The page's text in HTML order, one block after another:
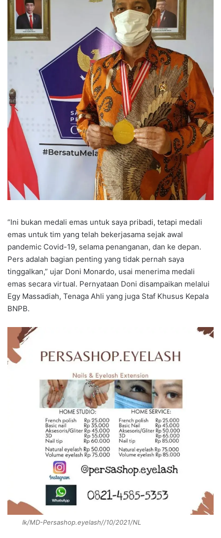
“Ini bukan medali emas untuk saya pribadi, tetapi medali
emas untuk tim yang telah bekerjasama sejak awal
pandemic Covid-19, selama penanganan, dan ke depan.
Pers adalah bagian penting yang tidak pernah saya
tinggalkan,” ujar Doni Monardo, usai menerima medali
emas secara virtual. Pernyataan Doni disampaikan melalui
Egy Massadiah, Tenaga Ahli yang juga Staf Khusus Kepala
BNPB.
Ik/MD-Persashop.eyelash//10/2021/NL